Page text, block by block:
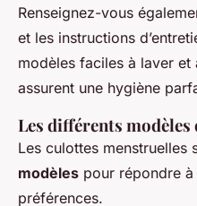
Renseignez-vous
et les instructions
modèles faciles à laver
assurent une hygiène
Les différents
Les culottes menstruelles
modèles pour répondre
préférences.